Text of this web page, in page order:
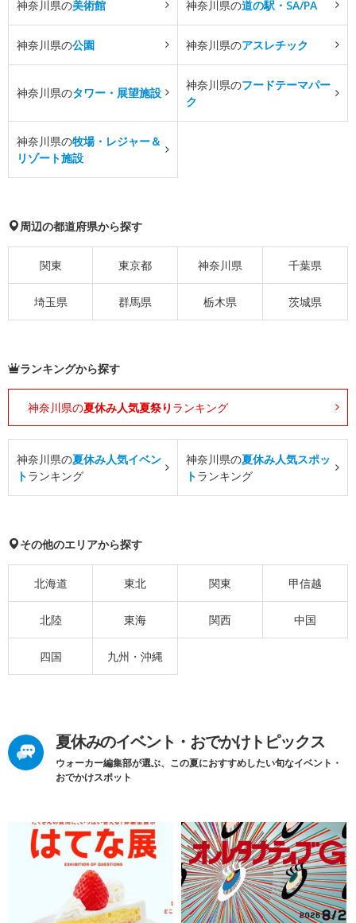
神奈川県の美術館 神奈川県の道の駅・SA/PA
神奈川県の公園 神奈川県のアスレチック
神奈川県のタワー・展望施設
神奈川県のフードテーマパー
ク
神奈川県の牧場・レジャー＆
リゾート施設
周辺の都道府県から探す
関東 東京都 神奈川県 千葉県
埼玉県 群馬県 栃木県 茨城県
ランキングから探す
神奈川県の夏休み人気夏祭り ランキング
神奈川県の夏休み人気イベン
トランキング
神奈川県の夏休み人気スポッ
トランキング
その他のエリアから探す
北海道 東北 関東 甲信越
北陸 東海 関西 中国
四国 九州・沖縄
夏休みのイベント・おでかけトピックス
ウォーカー編集部が選ぶ、この夏におすすめしたい旬なイベント・
おでかけスポット